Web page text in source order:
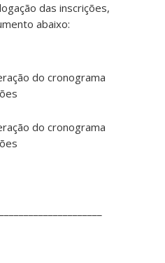
das inscrições,
abaixo:
do cronograma
do cronograma